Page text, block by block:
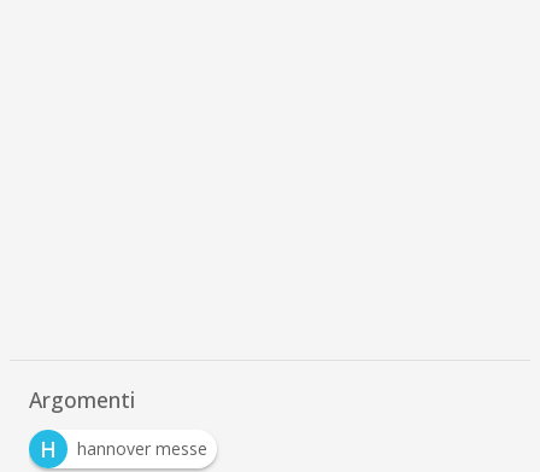
Argomenti
H
hannover messe